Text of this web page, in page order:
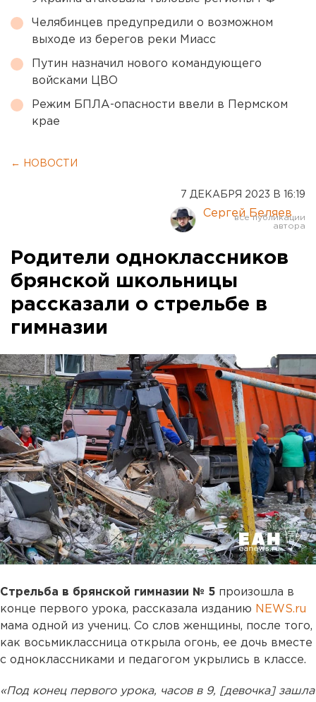
Челябинцев предупредили о возможном
выходе из берегов реки Миасс
Путин назначил нового командующего
войсками ЦВО
Режим БПЛА-опасности ввели в Пермском
крае
← НОВОСТИ
7 ДЕКАБРЯ 2023 В 16:19
Сергей Беляев
Родители одноклассников
брянской школьницы
рассказали о стрельбе в
гимназии
Стрельба в брянской гимназии № 5 произошла в
конце первого урока, рассказала изданию NEWS.ru
мама одной из учениц. Со слов женщины, после того,
как восьмиклассница открыла огонь, ее дочь вместе
с одноклассниками и педагогом укрылись в классе.
«Под конец первого урока, часов в 9, [девочка] зашла